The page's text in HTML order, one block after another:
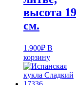
высота 19
см.
1.900₽ В
корзину